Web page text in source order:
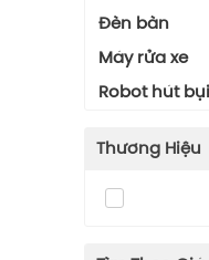
Đèn bàn
Máy rửa xe
Robot hút
Thương Hiệu